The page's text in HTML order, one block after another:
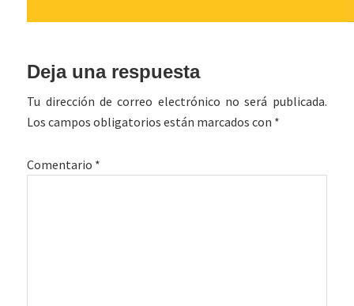
Interacciones
con
los
Deja una respuesta
Tu dirección de correo electrónico no será publicada.
Los campos obligatorios están marcados con *
Comentario *